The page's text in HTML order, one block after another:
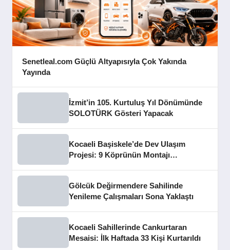
Senetleal.com Güçlü Altyapısıyla Çok Yakında
Yayında
İzmit’in 105. Kurtuluş Yıl Dönümünde
SOLOTÜRK Gösteri Yapacak
Kocaeli Başiskele’de Dev Ulaşım
Projesi: 9 Köprünün Montajı
Gölcük Değirmendere Sahilinde
Yenileme Çalışmaları Sona Yaklaştı
Kocaeli Sahillerinde Cankurtaran
Mesaisi: İlk Haftada 33 Kişi Kurtarıldı